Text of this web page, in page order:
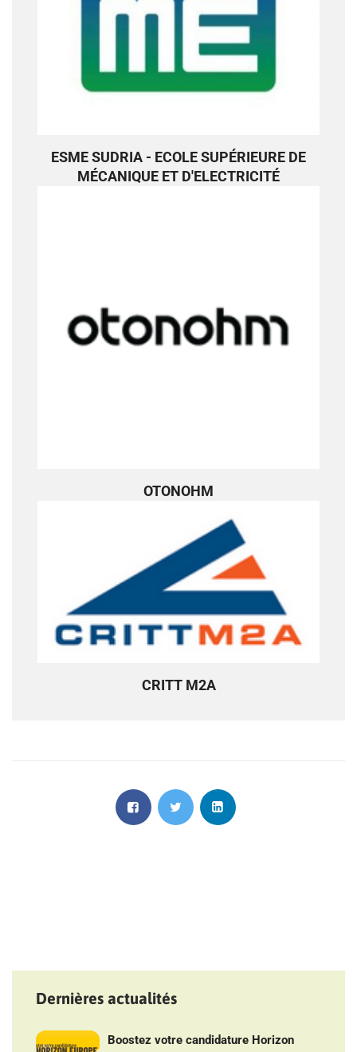
ESME SUDRIA - ECOLE SUPÉRIEURE DE
MÉCANIQUE ET D'ELECTRICITÉ
OTONOHM
CRITT M2A
Dernières actualités
Boostez votre candidature Horizon